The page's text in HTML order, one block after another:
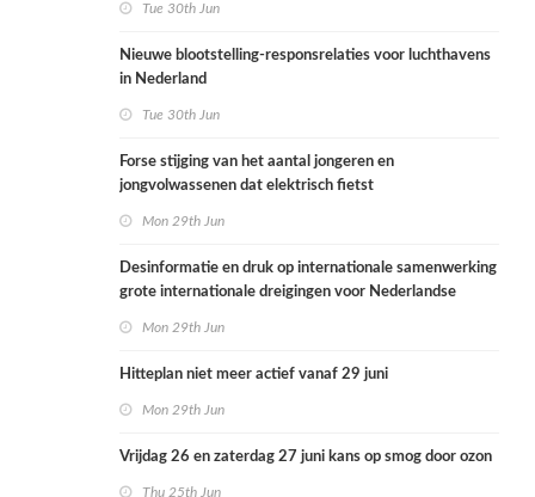
Tue 30th Jun
Nieuwe blootstelling-responsrelaties voor luchthavens
in Nederland
Tue 30th Jun
Forse stijging van het aantal jongeren en
jongvolwassenen dat elektrisch fietst
Mon 29th Jun
Desinformatie en druk op internationale samenwerking
grote internationale dreigingen voor Nederlandse
Mon 29th Jun
Hitteplan niet meer actief vanaf 29 juni
Mon 29th Jun
Vrijdag 26 en zaterdag 27 juni kans op smog door ozon
Thu 25th Jun